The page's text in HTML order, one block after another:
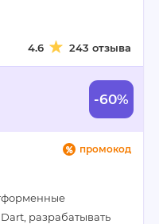
4.6 243 отзыва
-60%
промокод
разрабатывать